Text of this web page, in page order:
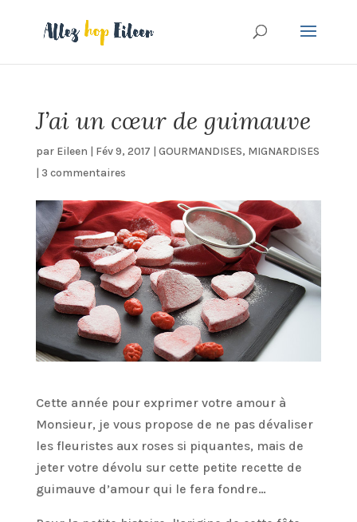
J’ai un cœur de guimauve
par Eileen | Fév 9, 2017 | GOURMANDISES, MIGNARDISES
| 3 commentaires
Cette année pour exprimer votre amour à
Monsieur, je vous propose de ne pas dévaliser
les fleuristes aux roses si piquantes, mais de
jeter votre dévolu sur cette petite recette de
guimauve d’amour qui le fera fondre…